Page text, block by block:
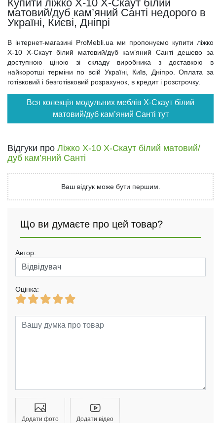
Купити ліжко Х-10 X-Скаут білий
матовий/дуб кам’яний Санті недорого в
Україні, Києві, Дніпрі
В інтернет-магазині ProMebli.ua ми пропонуємо купити ліжко
Х-10 X-Скаут білий матовий/дуб кам’яний Санті дешево за
доступною ціною зі складу виробника з доставкою в
найкоротші терміни по всій Україні, Київ, Дніпро. Оплата за
готівковий і безготівковий розрахунок, в кредит і розстрочку.
Вся колекція модульних меблів X-Скаут білий
матовий/дуб кам’яний Санті тут
Відгуки про Ліжко Х-10 X-Скаут білий матовий/
дуб кам’яний Санті
Ваш відгук може бути першим.
Що ви думаєте про цей товар?
Автор:
Оцінка:
Додати фото Додати відео